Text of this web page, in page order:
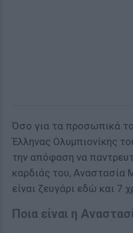
Όσο για τα προσωπικά
Έλληνας Ολυμπιονίκης
την απόφαση να
καρδιάς του, Αναστασία
είναι ζευγάρι εδώ και 7
Ποια είναι η